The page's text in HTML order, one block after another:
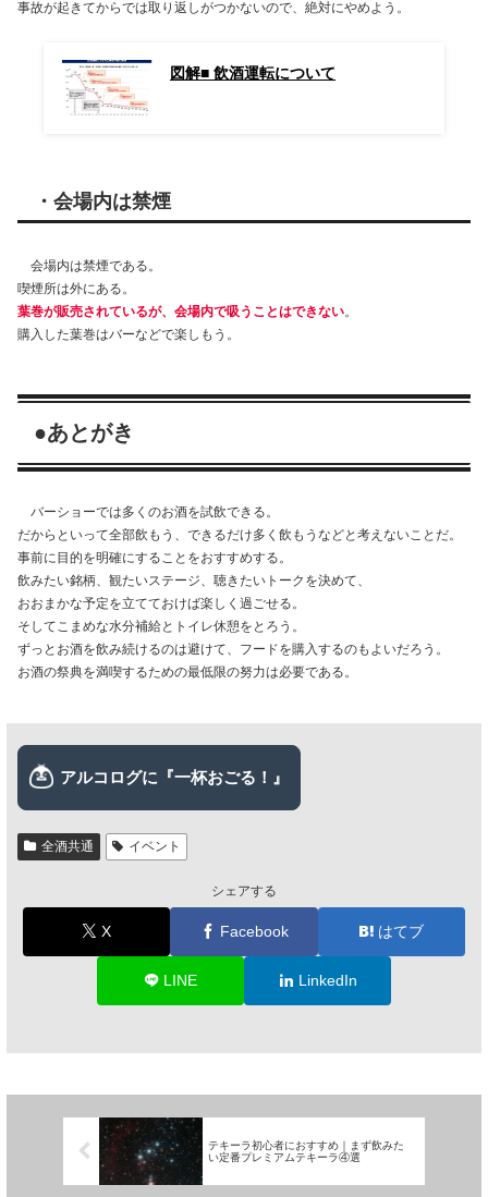
事故が起きてからでは取り返しがつかないので、絶対にやめよう。
図解■ 飲酒運転について
・会場内は禁煙
会場内は禁煙である。
喫煙所は外にある。
葉巻が販売されているが、会場内で吸うことはできない。
購入した葉巻はバーなどで楽しもう。
●あとがき
バーショーでは多くのお酒を試飲できる。
だからといって全部飲もう、できるだけ多く飲もうなどと考えないことだ。
事前に目的を明確にすることをおすすめする。
飲みたい銘柄、観たいステージ、聴きたいトークを決めて、
おおまかな予定を立てておけば楽しく過ごせる。
そしてこまめな水分補給とトイレ休憩をとろう。
ずっとお酒を飲み続けるのは避けて、フードを購入するのもよいだろう。
お酒の祭典を満喫するための最低限の努力は必要である。
全酒共通 イベント
シェアする
X Facebook はてブ
LINE LinkedIn
テキーラ初心者におすすめ｜まず飲みた
い定番プレミアムテキーラ④選